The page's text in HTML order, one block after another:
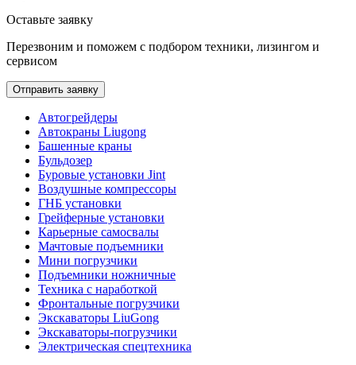
Оставьте заявку
Перезвоним и поможем с подбором техники, лизингом и
сервисом
Отправить заявку
Автогрейдеры
Автокраны Liugong
Башенные краны
Бульдозер
Буровые установки Jint
Воздушные компрессоры
ГНБ установки
Грейферные установки
Карьерные самосвалы
Мачтовые подъемники
Мини погрузчики
Подъемники ножничные
Техника с наработкой
Фронтальные погрузчики
Экскаваторы LiuGong
Экскаваторы-погрузчики
Электрическая спецтехника